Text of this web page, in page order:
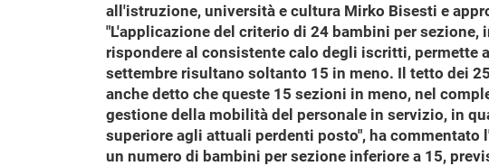
all'istruzione, università e cultura Mirko Bisesti e
"L'applicazione del criterio di 24 bambini per
rispondere al consistente calo degli iscritti, permette
settembre risultano soltanto 15 in meno. Il tetto dei
anche detto che queste 15 sezioni in meno, nel
gestione della mobilità del personale in servizio, in
superiore agli attuali perdenti posto", ha
un numero di bambini per sezione inferiore a 15,